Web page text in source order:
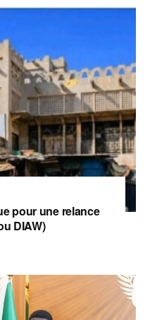
pour une relance
DIAW)